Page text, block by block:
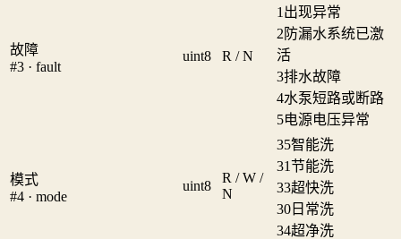
故障
#3 · fault
uint8 R / N
1 出现异常
2 防漏水系统已激
活
3排水故障
4水泵短路或断路
5电源电压异常
模式
#4 · mode
uint8
R / W /
N
35智能洗
31节能洗
33超快洗
30 日常洗
34超净洗